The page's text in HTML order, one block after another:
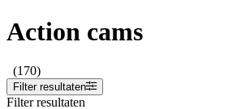
Action cams
(170)
Filter resultaten
Filter resultaten